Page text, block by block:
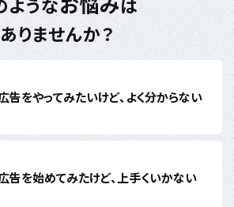
ありませんか？
告をやってみたいけど、 よく分からない
告を始めてみたけど、 上手くいかない